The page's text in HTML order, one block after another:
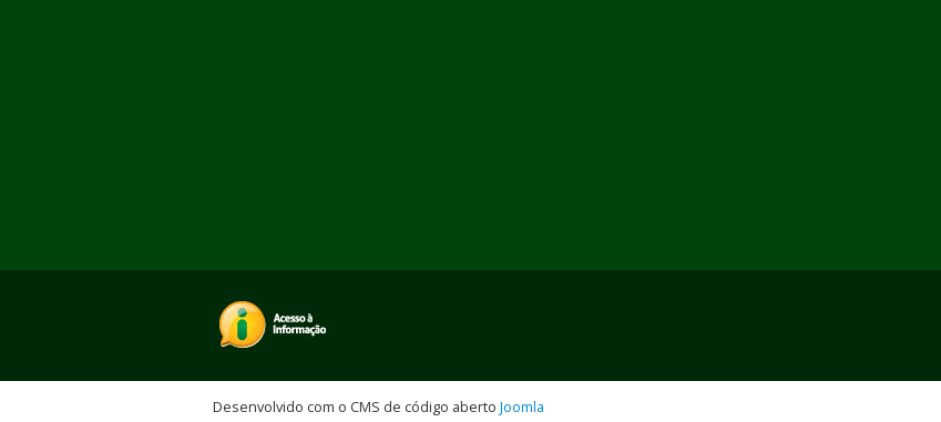
Desenvolvido com o CMS de código aberto Joomla